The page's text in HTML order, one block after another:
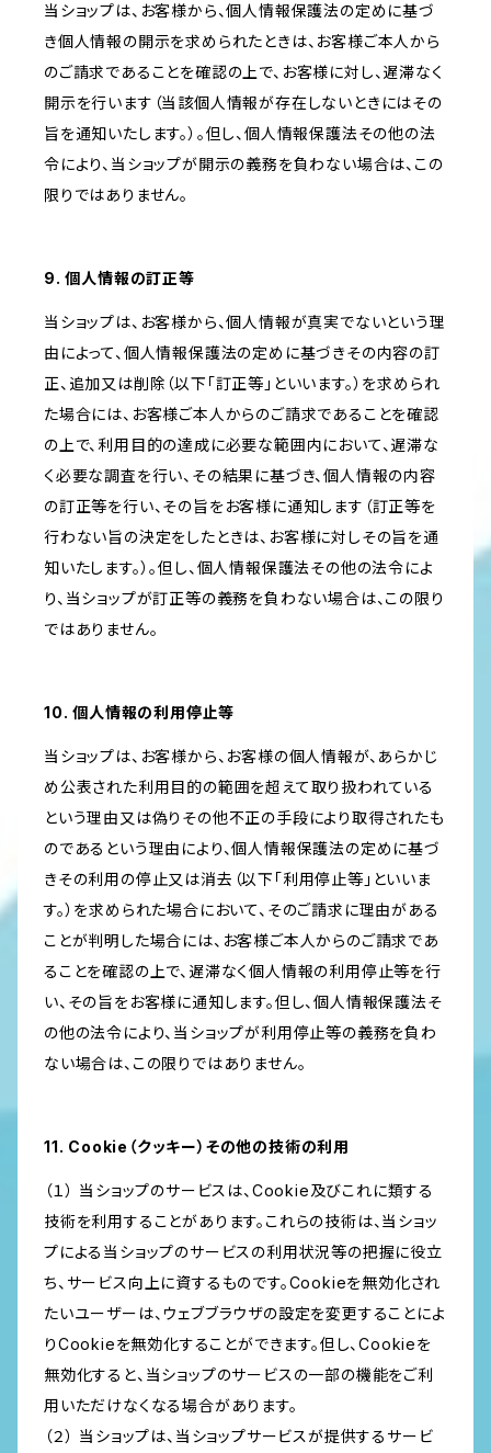
当ショップは、お客様から、個人情報保護法の定めに基づ
き個人情報の開示を求められたときは、お客様ご本人から
のご請求であることを確認の上で、お客様に対し、遅滞なく
開示を行います（当該個人情報が存在しないときにはその
旨を通知いたします。）。但し、個人情報保護法その他の法
令により、当ショップが開示の義務を負わない場合は、この
限りではありません。
9. 個人情報の訂正等
当ショップは、お客様から、個人情報が真実でないという理
由によって、個人情報保護法の定めに基づきその内容の訂
正、追加又は削除（以下「訂正等」といいます。）を求められ
た場合には、お客様ご本人からのご請求であることを確認
の上で、利用目的の達成に必要な範囲内において、遅滞な
く必要な調査を行い、その結果に基づき、個人情報の内容
の訂正等を行い、その旨をお客様に通知します（訂正等を
行わない旨の決定をしたときは、お客様に対しその旨を通
知いたします。）。但し、個人情報保護法その他の法令によ
り、当ショップが訂正等の義務を負わない場合は、この限り
ではありません。
10. 個人情報の利用停止等
当ショップは、お客様から、お客様の個人情報が、あらかじ
め公表された利用目的の範囲を超えて取り扱われている
という理由又は偽りその他不正の手段により取得されたも
のであるという理由により、個人情報保護法の定めに基づ
きその利用の停止又は消去（以下「利用停止等」といいま
す。）を求められた場合において、そのご請求に理由がある
ことが判明した場合には、お客様ご本人からのご請求であ
ることを確認の上で、遅滞なく個人情報の利用停止等を行
い、その旨をお客様に通知します。但し、個人情報保護法そ
の他の法令により、当ショップが利用停止等の義務を負わ
ない場合は、この限りではありません。
11. Cookie（クッキー）その他の技術の利用
（１） 当ショップのサービスは、Cookie及びこれに類する
技術を利用することがあります。これらの技術は、当ショッ
プによる当ショップのサービスの利用状況等の把握に役立
ち、サービス向上に資するものです。Cookieを無効化され
たいユーザーは、ウェブブラウザの設定を変更することによ
りCookieを無効化することができます。但し、Cookieを
無効化すると、当ショップのサービスの一部の機能をご利
用いただけなくなる場合があります。
（２） 当ショップは、当ショップサービスが提供するサービ